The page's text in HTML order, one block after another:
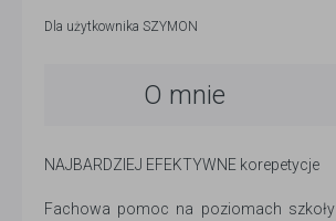
Dla użytkownika SZYMON
O mnie
NAJBARDZIEJ EFEKTYWNE korepetycje
Fachowa pomoc na poziomach